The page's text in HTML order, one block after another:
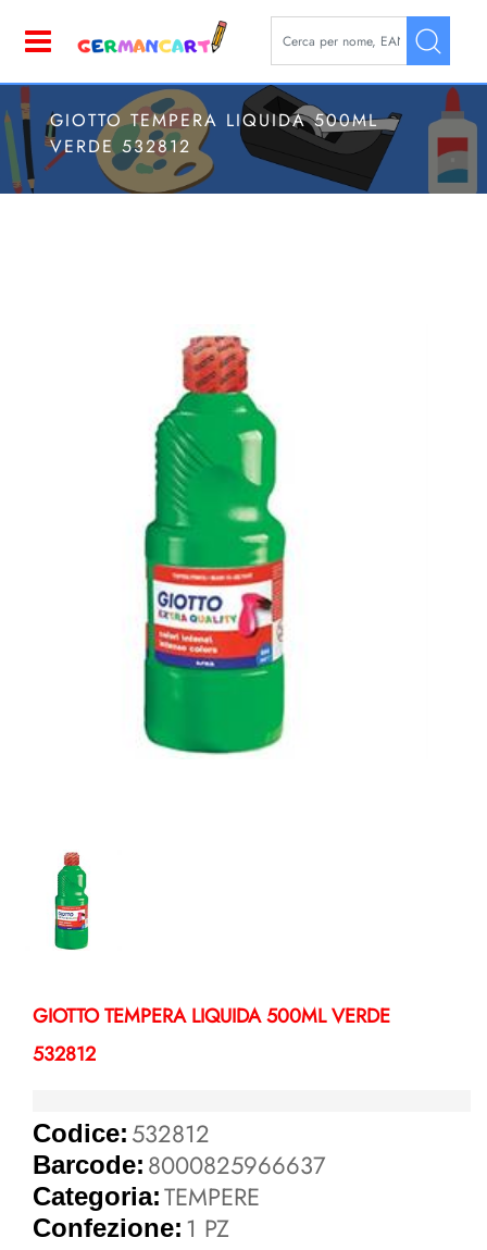
La modifica di un filtro
GIOTTO TEMPERA LIQUIDA 500ML
VERDE 532812
GIOTTO TEMPERA LIQUIDA 500ML VERDE
532812
Codice: 532812
Barcode: 8000825966637
Categoria:TEMPERE
Confezione: 1 PZ